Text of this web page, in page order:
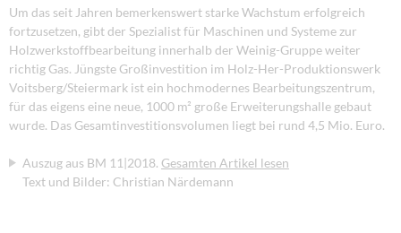
Um das seit Jahren bemerkenswert starke Wachstum erfolgreich
fortzusetzen, gibt der Spezialist für Maschinen und Systeme zur
Holzwerkstoffbearbeitung innerhalb der Weinig-Gruppe weiter
richtig Gas. Jüngste Großinvestition im Holz-Her-Produktionswerk
Voitsberg/Steiermark ist ein hochmodernes Bearbeitungszentrum,
für das eigens eine neue, 1000 m² große Erweiterungshalle gebaut
wurde. Das Gesamtinvestitionsvolumen liegt bei rund 4,5 Mio. Euro.
Auszug aus BM 11|2018. Gesamten Artikel lesen
Text und Bilder: Christian Närdemann